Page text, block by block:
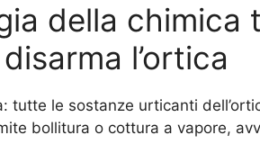
della chimica
l’ortica
tutte le sostanze urticanti
bollitura o cottura a vapore,